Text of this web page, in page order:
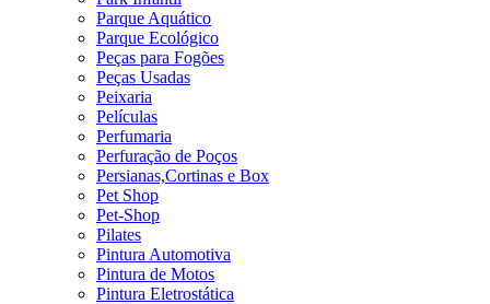
Parque Aquático
Parque Ecológico
Peças para Fogões
Peças Usadas
Peixaria
Películas
Perfumaria
Perfuração de Poços
Persianas,Cortinas e Box
Pet Shop
Pet-Shop
Pilates
Pintura Automotiva
Pintura de Motos
Pintura Eletrostática